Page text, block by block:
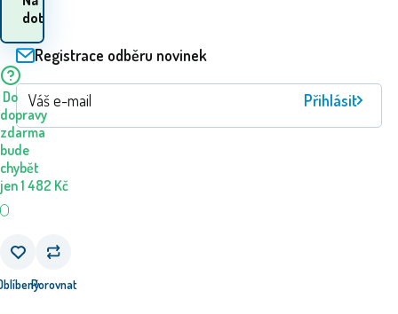
dotaz
Do
dopravy
zdarma
bude
chybět
jen1 482 Kč
Porovnat
Registrace odběru novinek
Přihlásit